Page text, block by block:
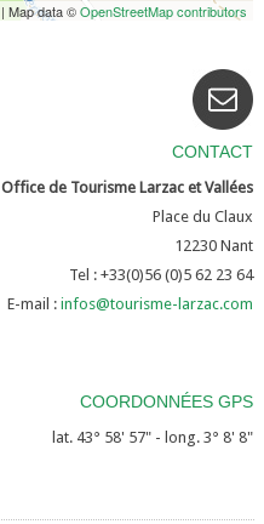
| Map data ©OpenStreetMap contributors
CONTACT
Office de Tourisme Larzac et Vallées
Place du Claux
12230 Nant
Tel : +33(0)56 (0)5 62 23 64
E-mail : infos@tourisme-larzac.com
COORDONNÉES GPS
lat. 43° 58' 57" - long. 3° 8' 8"